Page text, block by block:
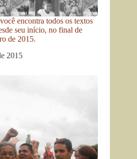
encontra todos os textos
seu início, no final de
de 2015.
2015